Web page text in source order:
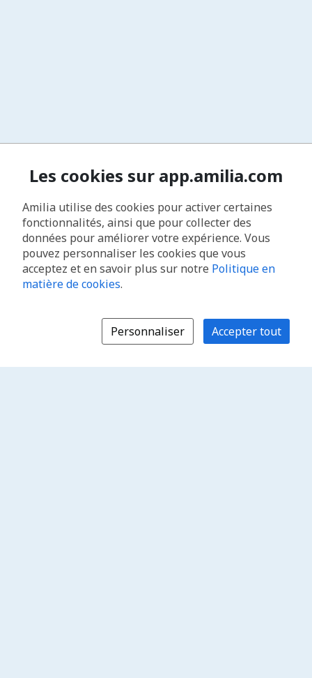
Les cookies sur app.amilia.com
Amilia utilise des cookies pour activer certaines
fonctionnalités, ainsi que pour collecter des
données pour améliorer votre expérience. Vous
pouvez personnaliser les cookies que vous
acceptez et en savoir plus sur notre Politique en
matière de cookies.
Personnaliser Accepter tout